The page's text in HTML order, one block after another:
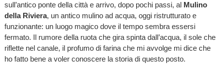
sull’antico ponte della città e arrivo, dopo pochi passi, al Mulino
della Riviera, un antico mulino ad acqua, oggi ristrutturato e
funzionante: un luogo magico dove il tempo sembra essersi
fermato. Il rumore della ruota che gira spinta dall’acqua, il sole che
riflette nel canale, il profumo di farina che mi avvolge mi dice che
ho fatto bene a voler conoscere la storia di questo posto.